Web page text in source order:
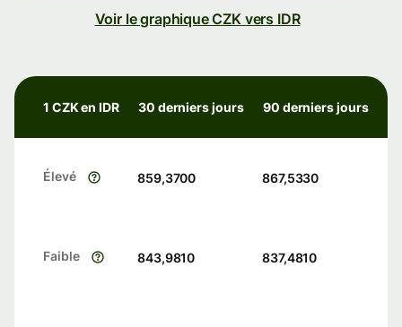
Voir le graphique CZK vers IDR
1 CZK en IDR 30 derniers jours 90 derniers jours
Élevé 859,3700 867,5330
Faible 843,9810 837,4810